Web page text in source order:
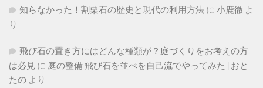
知らなかった！割栗石の歴史と現代の利用方法 に 小鹿徹 よ
り
飛び石の置き方にはどんな種類が？庭づくりをお考えの方
は必見 に 庭の整備 飛び石を並べを自己流でやってみた | おと
たの より